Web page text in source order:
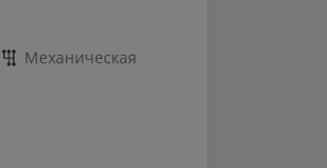
Механическая